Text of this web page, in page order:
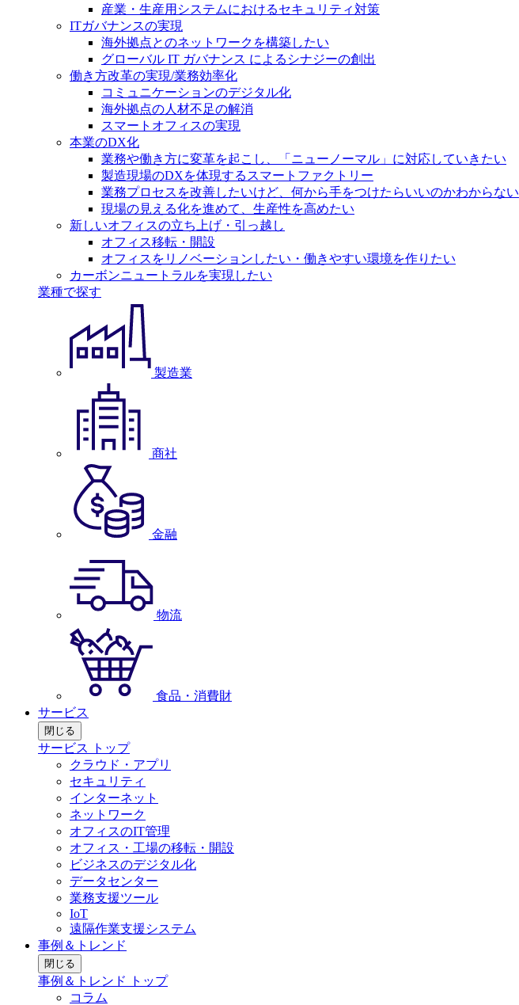
産業・生産用システムにおけるセキュリティ対策
ITガバナンスの実現
海外拠点とのネットワークを構築したい
グローバル IT ガバナンス によるシナジーの創出
働き方改革の実現/業務効率化
コミュニケーションのデジタル化
海外拠点の人材不足の解消
スマートオフィスの実現
本業のDX化
業務や働き方に変革を起こし、「ニューノーマル」に対応していきたい
製造現場のDXを体現するスマートファクトリー
業務プロセスを改善したいけど、何から手をつけたらいいのかわからない
現場の見える化を進めて、生産性を高めたい
新しいオフィスの立ち上げ・引っ越し
オフィス移転・開設
オフィスをリノベーションしたい・働きやすい環境を作りたい
カーボンニュートラルを実現したい
業種で探す
製造業
商社
金融
物流
食品・消費財
サービス
閉じる
サービス トップ
クラウド・アプリ
セキュリティ
インターネット
ネットワーク
オフィスのIT管理
オフィス・工場の移転・開設
ビジネスのデジタル化
データセンター
業務支援ツール
IoT
遠隔作業支援システム
事例＆トレンド
閉じる
事例＆トレンド トップ
コラム